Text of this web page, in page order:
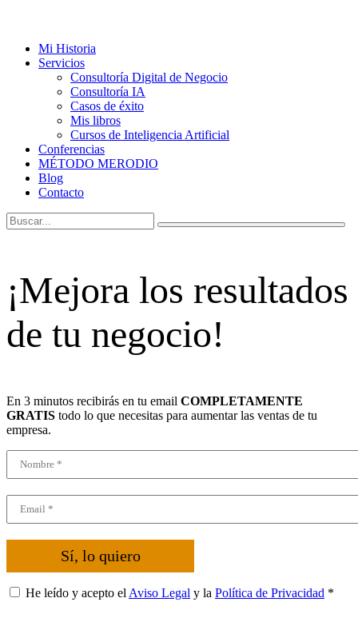
Mi Historia
Servicios
Consultoría Digital de Negocio
Consultoría IA
Casos de éxito
Mis libros
Cursos de Inteligencia Artificial
Conferencias
MÉTODO MERODIO
Blog
Contacto
¡Mejora los resultados
de tu negocio!
En 3 minutos recibirás en tu email COMPLETAMENTE
GRATIS todo lo que necesitas para aumentar las ventas de tu
empresa.
Sí, lo quiero
He leído y acepto el Aviso Legal y la Política de Privacidad *